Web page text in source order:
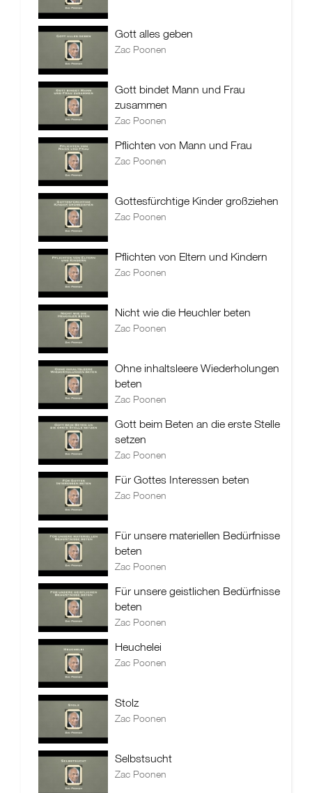
Gott alles geben
Zac Poonen
Gott bindet Mann und Frau
zusammen
Zac Poonen
Pflichten von Mann und Frau
Zac Poonen
Gottesfürchtige Kinder großziehen
Zac Poonen
Pflichten von Eltern und Kindern
Zac Poonen
Nicht wie die Heuchler beten
Zac Poonen
Ohne inhaltsleere Wiederholungen
beten
Zac Poonen
Gott beim Beten an die erste Stelle
setzen
Zac Poonen
Für Gottes Interessen beten
Zac Poonen
Für unsere materiellen Bedürfnisse
beten
Zac Poonen
Für unsere geistlichen Bedürfnisse
beten
Zac Poonen
Heuchelei
Zac Poonen
Stolz
Zac Poonen
Selbstsucht
Zac Poonen